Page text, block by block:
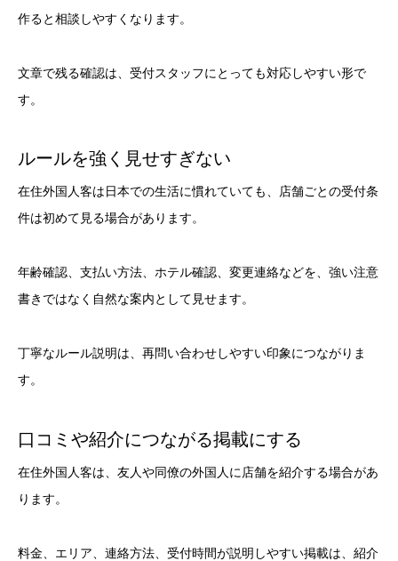
作ると相談しやすくなります。
文章で残る確認は、受付スタッフにとっても対応しやすい形で
す。
ルールを強く見せすぎない
在住外国人客は日本での生活に慣れていても、店舗ごとの受付条
件は初めて見る場合があります。
年齢確認、支払い方法、ホテル確認、変更連絡などを、強い注意
書きではなく自然な案内として見せます。
丁寧なルール説明は、再問い合わせしやすい印象につながりま
す。
口コミや紹介につながる掲載にする
在住外国人客は、友人や同僚の外国人に店舗を紹介する場合があ
ります。
料金、エリア、連絡方法、受付時間が説明しやすい掲載は、紹介